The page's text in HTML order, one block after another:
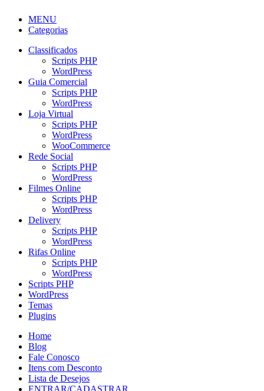
MENU
Categorias
Classificados
Scripts PHP
WordPress
Guia Comercial
Scripts PHP
WordPress
Loja Virtual
Scripts PHP
WordPress
WooCommerce
Rede Social
Scripts PHP
WordPress
Filmes Online
Scripts PHP
WordPress
Delivery
Scripts PHP
WordPress
Rifas Online
Scripts PHP
WordPress
Scripts PHP
WordPress
Temas
Plugins
Home
Blog
Fale Conosco
Itens com Desconto
Lista de Desejos